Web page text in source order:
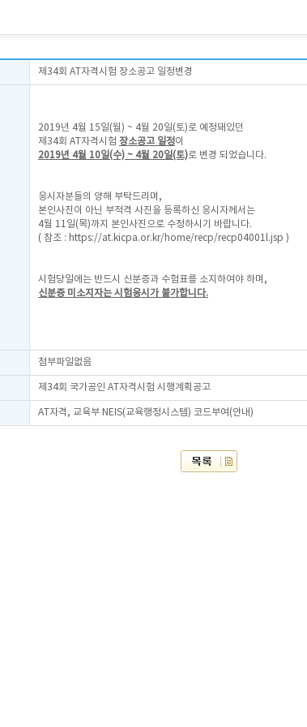
제34회 AT자격시험 장소공고 일정변경
2019년 4월 15일(월) ~ 4월 20일(토)로 예정돼있던
제34회 AT자격시험 장소공고 일정이
2019년 4월 10일(수) ~ 4월 20일(토)로 변경 되었습니다.
응시자분들의 양해 부탁드리며,
본인사진이 아닌 부적격 사진을 등록하신 응시자께서는
4월 11일(목)까지 본인사진으로 수정하시기 바랍니다.
( 참조 : https://at.kicpa.or.kr/home/recp/recp04001l.jsp )
시험당일에는 반드시 신분증과 수험표를 소지하여야 하며,
신분증 미소지자는 시험응시가 불가합니다.
첨부파일없음
제34회 국가공인 AT자격시험 시행계획공고
AT자격, 교육부 NEIS(교육행정시스템) 코드부여(안내)